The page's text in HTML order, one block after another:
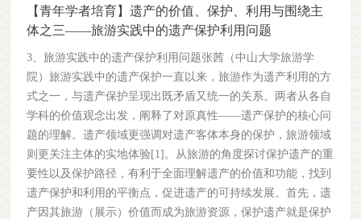
施《公约》条款和原则的重要工具则具有很强的灵活性。《操
作指南》的修订反映了世界遗产相关概念和程序的更新与发
展，它的存在丰富了《公约》的内容，同时又忠于《公约》的
精神。未来，世界遗产委员会还将对《操作指南》中附件3：
特定类型遗产列入《世界遗产名录》指南、《世界遗产名录》
章节中的管理体制、“发还待议”程序及申请等内容进行修订。
届时。协会将继续关注并及时对中文版进行更新。
实性同样是保护的核心原则之一。《非物质文化遗产法》明确
规定“保护非物质文化遗产，应该注重其真实性、整体性和传
承性”，同时，官方解释其真实性概念为“保持非遗项目的本真
性或者原真性，其在历史上原来是个什么样子，我们就按什么
样子进行传承和传播，要尊重它的历史原貌，不能走样，更不
能歪曲，否则就是对非遗的一种破坏”。由此看来，无论是在
物质或者非物质文化遗产领域，真实性都强调对原状、过去、
历史价值的保护，偏向于将“遗产”作为一种“本体”进行保护。
在这样一种偏向于本体、原状、过去、历史价值的真实性保护
理念下，文化遗产在旅游发展中的利用便成为一个无法回避的
问题。2018年10月国务院发布了《关于加强文物保护利用改革
织官方系统推荐报名，不接受个人直接申请。由中国联合国教
科文组织国家委员会组织，在国家文物局指导下，中国古迹遗
关国家机构，并由主办方最终遴选。2：本次培训针对有一定
从业经历的考古管理领域专业工作者，尤其建议国内各考古遗
址管理和科研机构的青年工作者报名。报名方式：报名表格请
点击“阅读原文”进入申请官网链接，下载并填写第8条第1至3
项（申请表、推荐信、个人陈述）的表格，并于5月15日（周
五）前将报名材料以“亚太培训报名”为标题，发送至协会邮箱
icomoschina@icomoschina.org.cn。如有疑问，可登录中国古迹
遗址保护协会官网www.icomoschina.org.cn通过客服窗口咨询。
【青年学者培育】遗产的价值、保护、利用与围绕主
体之三——旅游实践中的遗产保护利用问题
3、旅游实践中的遗产保护利用问题张茜（中山大学旅游学
院）旅游实践中的遗产保护一直以来，旅游作为遗产利用的方
式之一，与遗产保护呈现出既矛盾又统一的关系。两者从各自
学科的价值观念出发，阐释了对原真性——遗产保护的核心问
题的理解。遗产领域更强调对遗产客体本身的保护，旅游领域
则更关注主体的实地体验[1]。从旅游的角度探讨保护遗产的重
要性以及保护路径，有利于全面理解遗产的价值和功能，找到
遗产保护和利用的平衡点，促进遗产的可持续发展。首先，遗
产因其旅游（展示）价值而成为旅游资源，保护遗产就是保护